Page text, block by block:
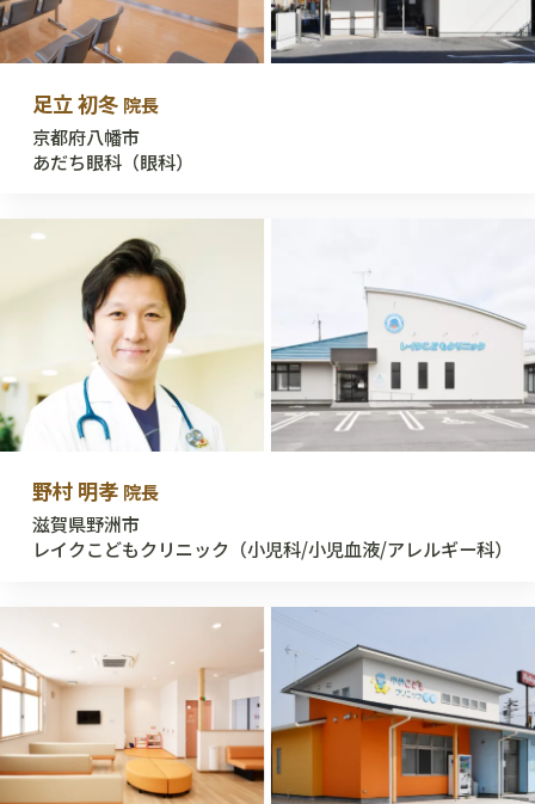
足立 初冬 院長
京都府八幡市
あだち眼科（眼科）
野村 明孝 院長
滋賀県野洲市
レイクこどもクリニック（小児科/小児血液/アレルギー科）